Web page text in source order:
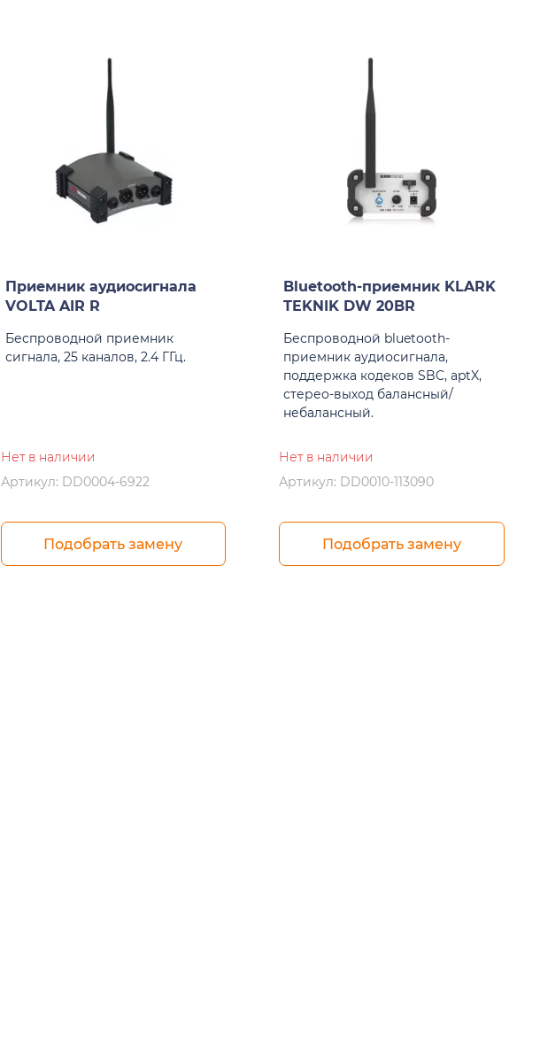
Приемник аудиосигнала
VOLTA AIR R
Беспроводной приемник
сигнала, 25 каналов, 2.4 ГГц.
Нет в наличии
Артикул: DD0004-6922
Подобрать замену
Bluetooth-приемник KLARK
TEKNIK DW 20BR
Беспроводной bluetooth-
приемник аудиосигнала,
поддержка кодеков SBC, aptX,
стерео-выход балансный/
небалансный.
Нет в наличии
Артикул: DD0010-113090
Подобрать замену